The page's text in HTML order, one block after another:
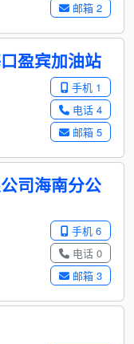
邮箱 2
盈宾加油站
手机 1
电话 4
邮箱 5
司海南分公
手机 6
电话 0
邮箱 3